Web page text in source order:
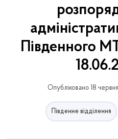
Південного
Опубліковано 18
Південне відділення